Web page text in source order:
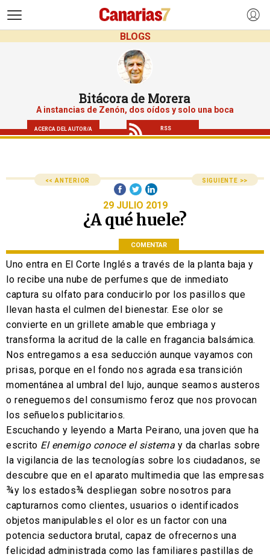
BLOGS
Bitácora de Morera
A instancias de Zenón, dos oídos y solo una boca
ACERCA DEL AUTOR/A RSS
<< ANTERIOR SIGUIENTE >>
29 JULIO 2019
¿A qué huele?
COMENTAR
Uno entra en El Corte Inglés a través de la planta baja y
lo recibe una nube de perfumes que de inmediato
captura su olfato para conducirlo por los pasillos que
llevan hasta el culmen del bienestar. Ese olor se
convierte en un grillete amable que embriaga y
transforma la acritud de la calle en fragancia balsámica.
Nos entregamos a esa seducción aunque vayamos con
prisas, porque en el fondo nos agrada esa transición
momentánea al umbral del lujo, aunque seamos austeros
o reneguemos del consumismo feroz que nos provocan
los señuelos publicitarios.
Escuchando y leyendo a Marta Peirano, una joven que ha
escrito El enemigo conoce el sistema y da charlas sobre
la vigilancia de las tecnologías sobre los ciudadanos, se
descubre que en el aparato multimedia que las empresas
¾y los estados¾ despliegan sobre nosotros para
capturarnos como clientes, usuarios o identificados
objetos manipulables el olor es un factor con una
potencia seductora brutal, capaz de ofrecernos una
felicidad administrada como las familiares pastillas de